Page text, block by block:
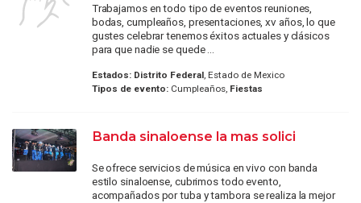
Trabajamos en todo tipo de eventos reuniones,
bodas, cumpleaños, presentaciones, xv años, lo que
gustes celebrar tenemos éxitos actuales y clásicos
para que nadie se quede ...
Estados: Distrito Federal, Estado de Mexico
Tipos de evento:Cumpleaños, Fiestas
Banda sinaloense la mas solici
Se ofrece servicios de música en vivo con banda
estilo sinaloense, cubrimos todo evento,
acompañados por tuba y tambora se realiza la mejor